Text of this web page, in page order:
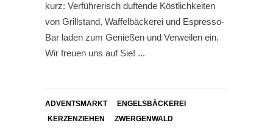
kurz: Verführerisch duftende Köstlichkeiten
von Grillstand, Waffelbäckerei und Espresso-
Bar laden zum Genießen und Verweilen ein.
Wir freuen uns auf Sie!
ADVENTSMARKT
ENGELSBÄCKEREI
KERZENZIEHEN
ZWERGENWALD